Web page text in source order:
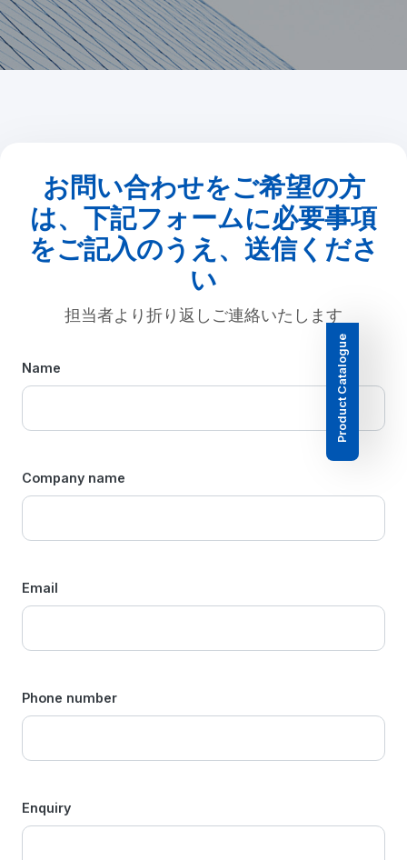
Product Catalogue
お問い合わせをご希望の方
は、下記フォームに必要事項
をご記入のうえ、送信くださ
い
担当者より折り返しご連絡いたします
Name
Company name
Email
Phone number
Enquiry